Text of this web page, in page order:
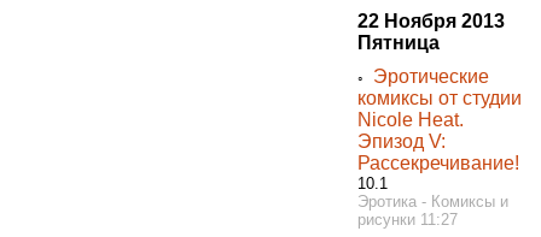
22 Ноября 2013
Пятница
◦ Эротические
комиксы от студии
Nicole Heat.
Эпизод V:
Рассекречивание!
10.1
Эротика - Комиксы и
рисунки 11:27